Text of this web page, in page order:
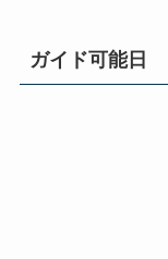
ガイド可能日